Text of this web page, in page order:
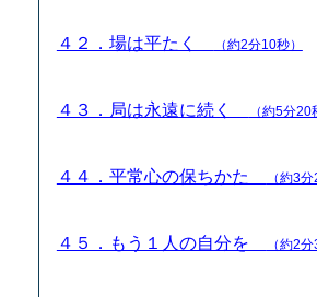
４２．場は平たく （約2分10秒）
４３．局は永遠に続く （約5分20
４４．平常心の保ちかた （約3分
４５．もう１人の自分を （約2分